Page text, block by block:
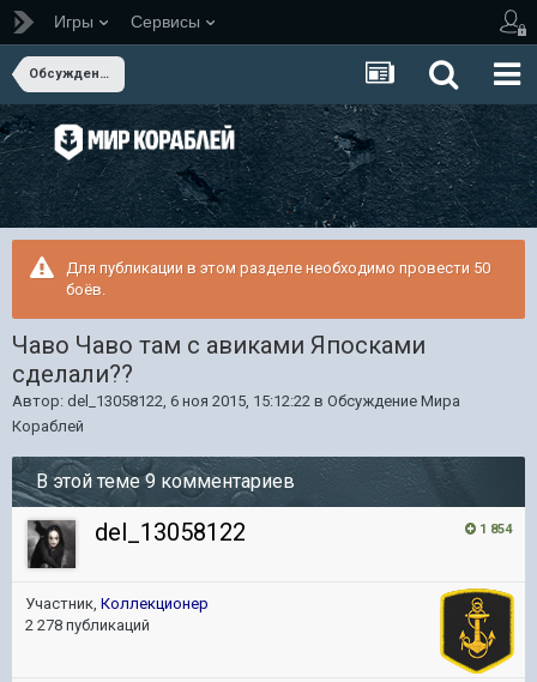
Игры Сервисы
Обсуждение Мира Кораблей
Для публикации в этом разделе необходимо провести 50
боёв.
Чаво Чаво там с авиками Япосками
сделали??
Автор: del_13058122, 6 ноя 2015, 15:12:22 в Обсуждение Мира
Кораблей
В этой теме 9 комментариев
1 854
del_13058122
Участник, Коллекционер
2 278 публикаций